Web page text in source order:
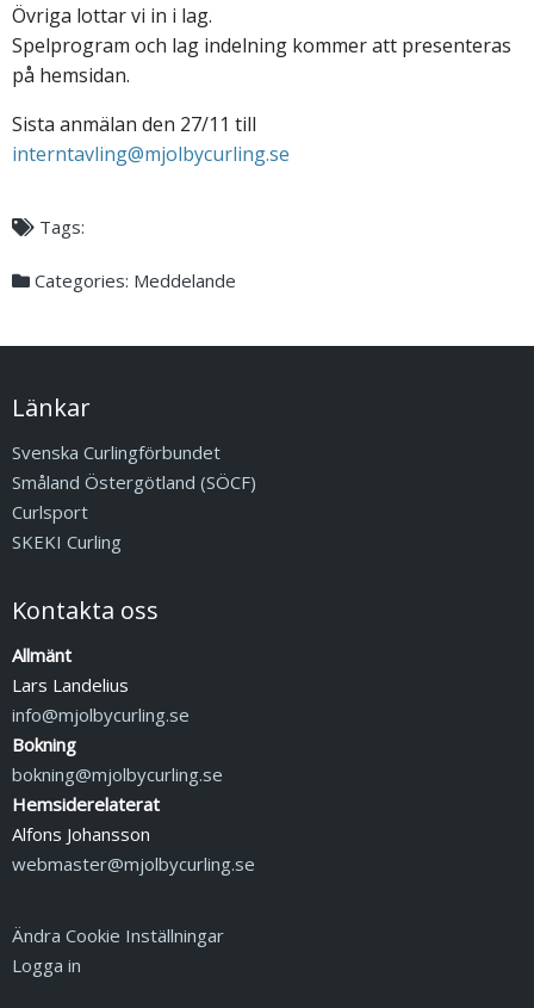
Övriga lottar vi in i lag.
Spelprogram och lag indelning kommer att presenteras
på hemsidan.
Sista anmälan den 27/11 till
interntavling@mjolbycurling.se
Tags:
Categories: Meddelande
Länkar
Svenska Curlingförbundet
Småland Östergötland (SÖCF)
Curlsport
SKEKI Curling
Kontakta oss
Allmänt
Lars Landelius
info@mjolbycurling.se
Bokning
bokning@mjolbycurling.se
Hemsiderelaterat
Alfons Johansson
webmaster@mjolbycurling.se
Ändra Cookie Inställningar
Logga in